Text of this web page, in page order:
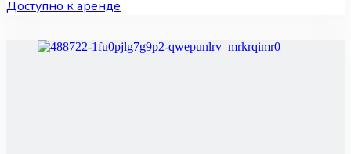
Доступно к аренде